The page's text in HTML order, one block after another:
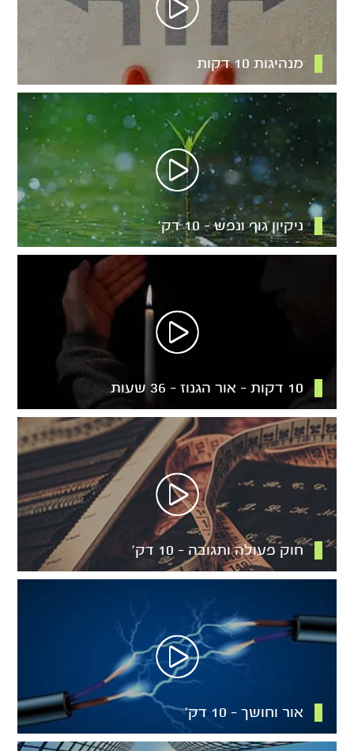
מנהיגות 10 דקות
ניקיון גוף ונפש – 10 דק’
10 דקות – אור הגנוז – 36 שעות
חוק פעולה ותגובה – 10 דק’
אור וחושך – 10 דק’